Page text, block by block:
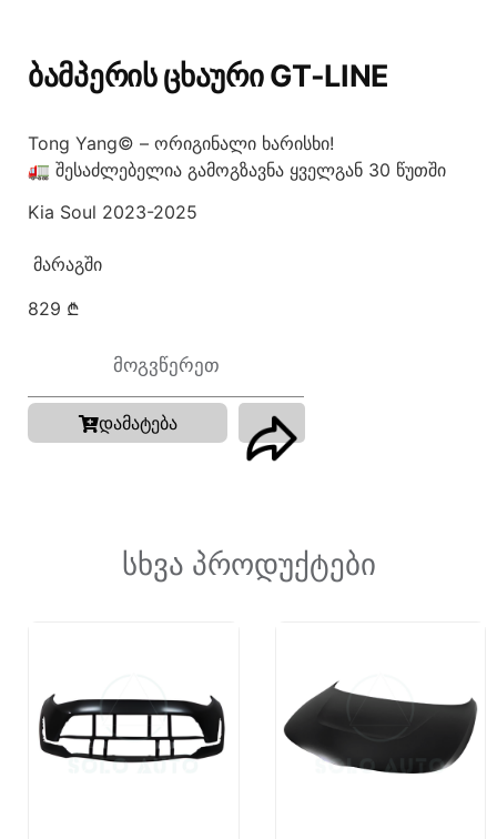
ᲑᲐᲛᲞᲔᲠᲘᲡ ᲪᲮᲐᲣᲠᲘ GT-LINE
Tong Yang© – ორიგინალი ხარისხი!
🚛 შესაძლებელია გამოგზავნა ყველგან 30 წუთში
Kia Soul 2023-2025
ᲛᲐᲠᲐᲒᲨᲘ
829 ₾
მოგვწერეთ
დამატება
სხვა პროდუქტები